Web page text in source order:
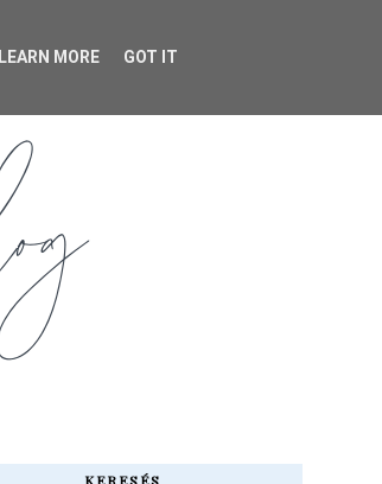
LEARN MORE GOT IT